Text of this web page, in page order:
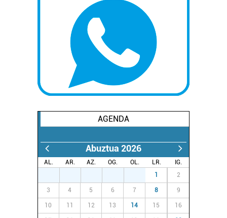
AGENDA
Abuztua 2026
AL. AR. AZ. OG. OL. LR.
IG.
1 2
3 4 5 6 7 8 9
10 11 12 13 14 15 16